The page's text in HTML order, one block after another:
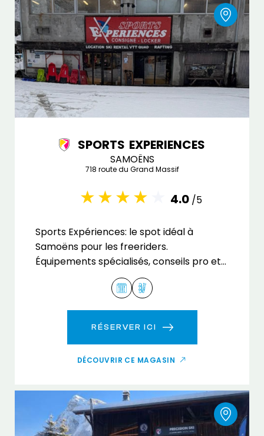
SPORTS EXPERIENCES
SAMOËNS
718 route du Grand Massif
4.0 /5
Sports Expériences: le spot idéal à
Samoëns pour les freeriders.
Équipements spécialisés, conseils pro et
sensations fortes garanties sur les pistes
RÉSERVER ICI
DÉCOUVRIR CE MAGASIN